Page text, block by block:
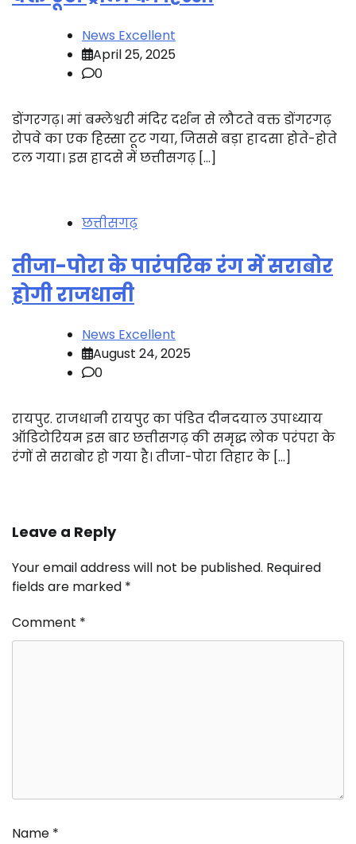
News Excellent
April 25, 2025
0
डोंगरगढ़। मां बम्लेश्वरी मंदिर दर्शन से लौटते वक्त डोंगरगढ़
रोपवे का एक हिस्सा टूट गया, जिससे बड़ा हादसा होते-होते
टल गया। इस हादसे में छत्तीसगढ़ […]
छत्तीसगढ़
तीजा-पोरा के पारंपरिक रंग में सराबोर
होगी राजधानी
News Excellent
August 24, 2025
0
रायपुर. राजधानी रायपुर का पंडित दीनदयाल उपाध्याय
ऑडिटोरियम इस बार छत्तीसगढ़ की समृद्ध लोक परंपरा के
रंगों से सराबोर हो गया है। तीजा-पोरा तिहार के […]
Leave a Reply
Your email address will not be published. Required
fields are marked *
Comment *
Name *